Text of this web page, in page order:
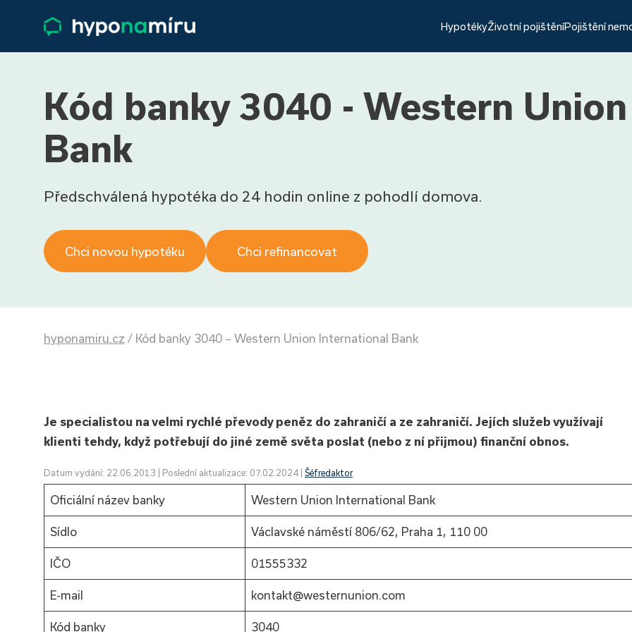
HypotékyŽivotní pojištěníPojištění
Kód banky 3040 - Western
Bank
Předschválená hypotéka do 24 hodin online z pohodlí domova.
Chci novou hypotéku Chci refinancovat
hyponamiru.cz / Kód banky 3040 – Western Union International Bank
Je specialistou na velmi rychlé převody peněz do zahraničí a ze zahraničí. Jejích služeb využívají
klienti tehdy, když potřebují do jiné země světa poslat (nebo z ní přijmou) finanční obnos.
Datum vydání: 22.06.2013 | Poslední aktualizace: 07.02.2024 | Šéfredaktor
Oficiální název banky Western Union International Bank
Sídlo Václavské náměstí 806/62, Praha 1, 110 00
IČO 01555332
E-mail kontakt@westernunion.com
Kód banky 3040